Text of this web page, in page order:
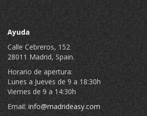
Ayuda
Calle Cebreros, 152
28011 Madrid, Spain.
Horario de apertura:
Lunes a Jueves de 9 a 18:30h
Viernes de 9 a 14:30h
Email: info@madrideasy.com